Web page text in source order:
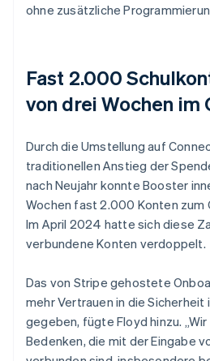
ohne zusätzliche
Fast 2.000
von drei Wochen im
Durch die Umstellung auf
traditionellen Anstieg der
nach Neujahr konnte Booster
Wochen fast 2.000 Konten zum
Im April 2024 hatte sich diese
verbundene Konten verdoppelt.
Das von Stripe gehostete
mehr Vertrauen in die Sicherheit
gegeben, fügte Floyd hinzu.
Bedenken, die mit der Eingabe